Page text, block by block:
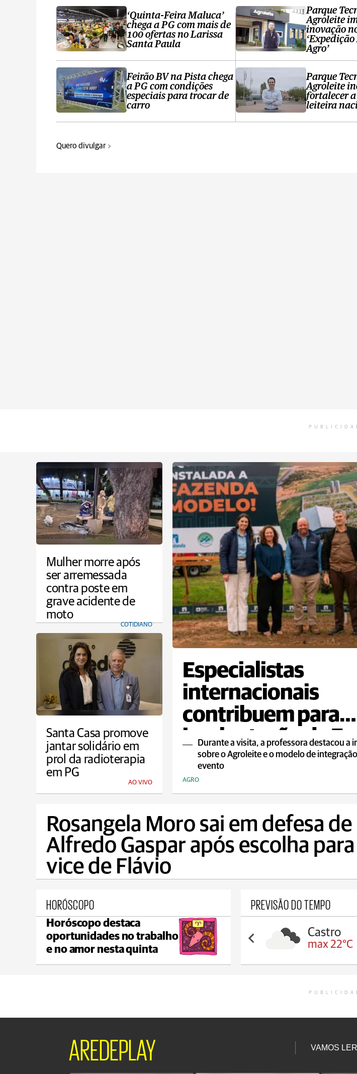
‘Quinta-Feira Maluca’
chega a PG com mais de
100 ofertas no Larissa
Santa Paula
Feirão BV na Pista chega
a PG com condições
especiais para trocar de
carro
Parque
Agroleite
inovação
Agro’
Parque
Agroleite
fortalecer
leiteira
Quero divulgar
Mulher morre após
ser arremessada
contra poste em
grave acidente de
moto
COTIDIANO
Especialistas
internacionais
contribuem para
implantação da
Modelo no
Durante a visita, a professora destacou a
sobre o Agroleite e o modelo de
evento
AGRO
Santa Casa promove
jantar solidário em
prol da radioterapia
em PG
AO VIVO
Rosangela Moro sai em defesa de
Alfredo Gaspar após escolha para
vice de Flávio
HORÓSCOPO
Horóscopo destaca
oportunidades no trabalho
e no amor nesta quinta
PREVISÃO DO TEMPO
Ponta Grossa
max 21°C min 18°C
Castro
max 22°C
AREDEPLAY VAMOS LER